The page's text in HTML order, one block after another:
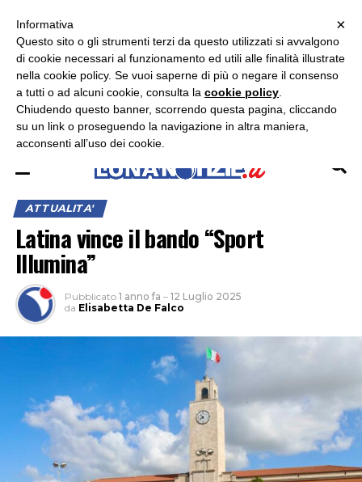
ASCOLTA RADIO LUNA
ATTUALITA'
Latina vince il bando “Sport
Illumina”
Pubblicato 1 anno fa – 12 Luglio 2025
da Elisabetta De Falco
×
×
Informativa
Questo sito o gli strumenti terzi da questo utilizzati si avvalgono
di cookie necessari al funzionamento ed utili alle finalità illustrate
nella cookie policy. Se vuoi saperne di più o negare il consenso
a tutti o ad alcuni cookie, consulta la cookie policy
Chiudendo questo banner, scorrendo questa pagina, cliccando
su un link o proseguendo la navigazione in altra maniera,
acconsenti all’uso dei cookie.